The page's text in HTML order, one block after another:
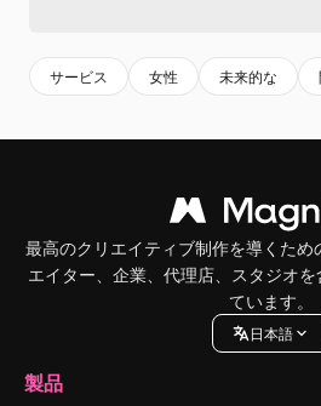
サービス 女性 未来的な
最高のクリエイティブ制作を導くため
エイター、企業、代理店、スタジオ
ています。
日本語
製品